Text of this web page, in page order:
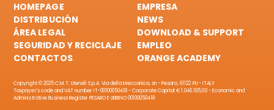
HOMEPAGE
EMPRESA
DISTRIBUCIÓN
NEWS
ÁREA LEGAL
DOWNLOAD & SUPPORT
SEGURIDAD Y RECICLAJE
EMPLEO
CONTACTOS
ORANGE ACADEMY
Copyright © 2025 C.M.T. Utensili S.p.A. Via della Meccanica, sn - Pesaro, 61122 PU - ITALY
Taxpayer's code and VAT number IT-00100050418 - Corporate Capital € 1.046.195,00 - Economic and
Administrative Business Register PESARO E URBINO 00100050418